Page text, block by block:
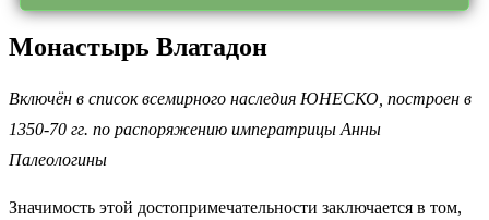
Монастырь Влатадон
Включён в список всемирного наследия ЮНЕСКО, построен в
1350-70 гг. по распоряжению императрицы Анны
Палеологины
Значимость этой достопримечательности заключается в том,